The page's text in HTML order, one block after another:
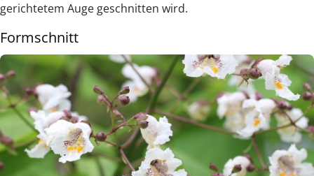
gerichtetem Auge geschnitten wird.
Formschnitt